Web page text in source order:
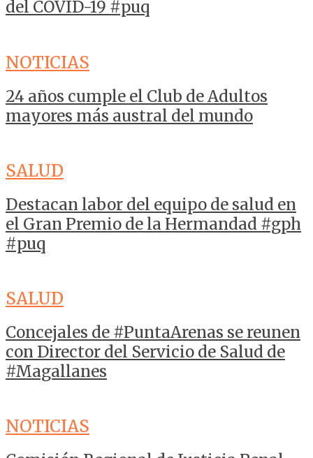
del COVID-19 #puq
NOTICIAS
24 años cumple el Club de Adultos
mayores más austral del mundo
SALUD
Destacan labor del equipo de salud en
el Gran Premio de la Hermandad #gph
#puq
SALUD
Concejales de #PuntaArenas se reunen
con Director del Servicio de Salud de
#Magallanes
NOTICIAS